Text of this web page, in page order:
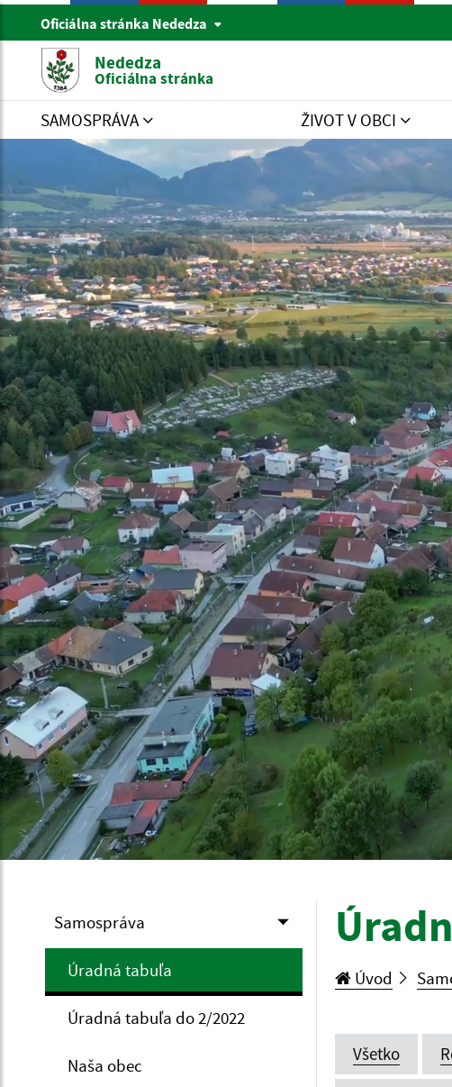
Oficiálna stránka Nededza
Nededza
Oficiálna stránka
SAMOSPRÁVA ŽIVOT V OBCI
Samospráva
Úradná tabuľa
Úradná tabuľa do 2/2022
Naša obec
Úvod
Všetko